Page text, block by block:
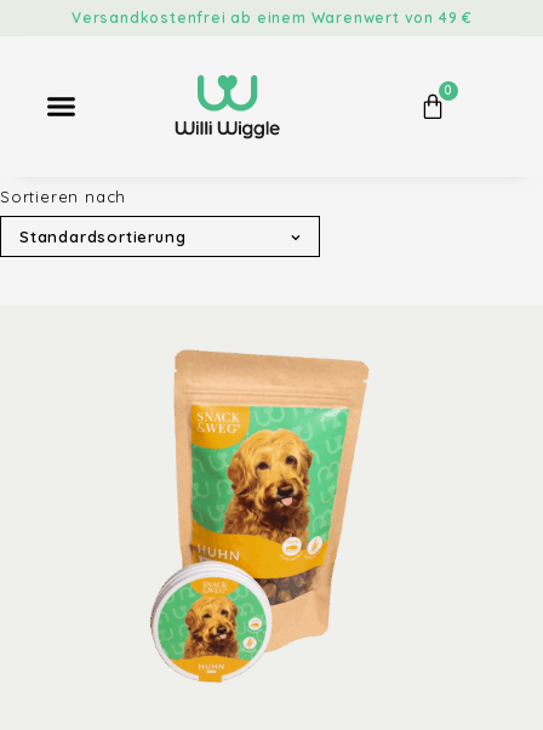
Versandkostenfrei ab einem Warenwert von 49 €
0
Sortieren nach
Standardsortierung